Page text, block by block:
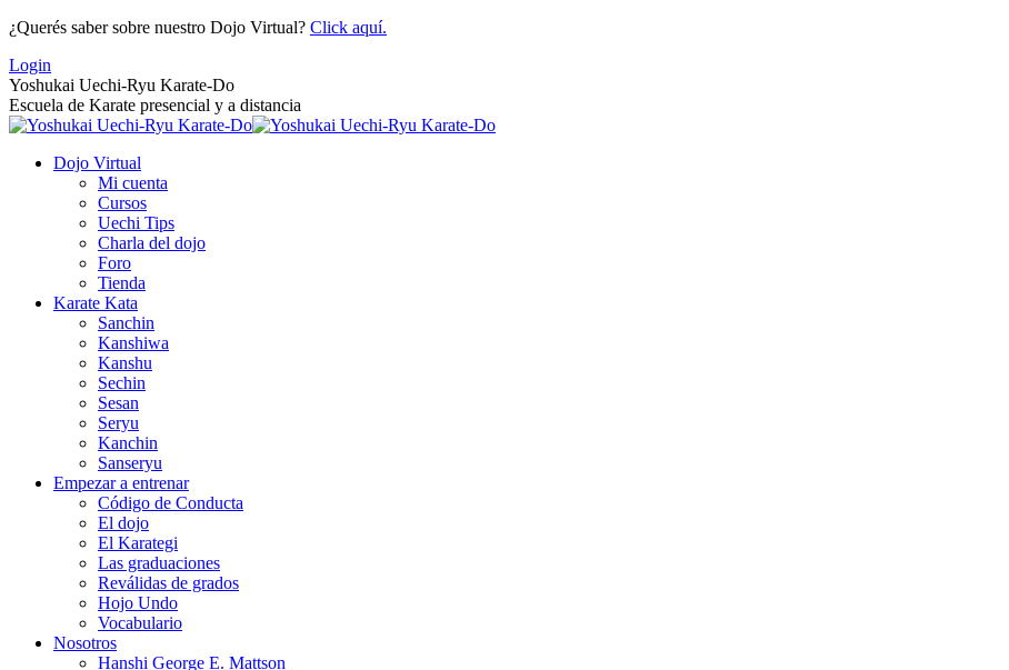
Saltar
contenido
¿Querés saber sobre nuestro Dojo Virtual? Click aquí.
Login
Yoshukai Uechi-Ryu Karate-Do
Escuela de Karate presencial y a distancia
Dojo Virtual
Mi cuenta
Cursos
Uechi Tips
Charla del dojo
Foro
Tienda
Karate Kata
Sanchin
Kanshiwa
Kanshu
Sechin
Sesan
Seryu
Kanchin
Sanseryu
Empezar a entrenar
Código de Conducta
El dojo
El Karategi
Las graduaciones
Reválidas de grados
Hojo Undo
Vocabulario
Nosotros
Hanshi George E. Mattson